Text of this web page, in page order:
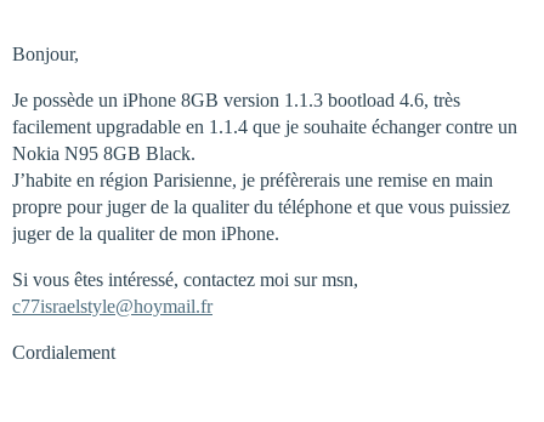
Bonjour,
Je possède un iPhone 8GB version 1.1.3 bootload 4.6, très
facilement upgradable en 1.1.4 que je souhaite échanger contre un
Nokia N95 8GB Black.
J’habite en région Parisienne, je préfèrerais une remise en main
propre pour juger de la qualiter du téléphone et que vous puissiez
juger de la qualiter de mon iPhone.
Si vous êtes intéressé, contactez moi sur msn,
c77israelstyle@hoymail.fr
Cordialement